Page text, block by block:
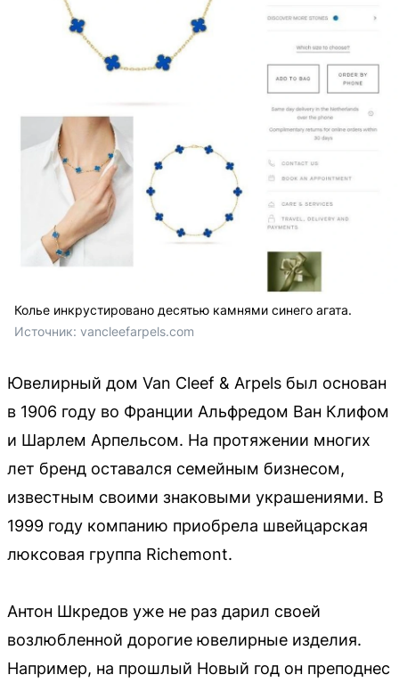
Колье инкрустировано десятью камнями синего агата.
Источник: vancleefarpels.com
Ювелирный дом Van Cleef & Arpels был основан
в 1906 году во Франции Альфредом Ван Клифом
и Шарлем Арпельсом. На протяжении многих
лет бренд оставался семейным бизнесом,
известным своими знаковыми украшениями. В
1999 году компанию приобрела швейцарская
люксовая группа Richemont.
Антон Шкредов уже не раз дарил своей
возлюбленной дорогие ювелирные изделия.
Например, на прошлый Новый год он преподнес